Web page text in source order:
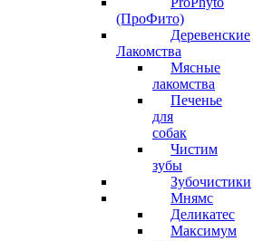
(ПроФито)
Деревенские
Лакомства
Мясные
лакомства
Печенье
для
собак
Чистим
зубы
Зубочистики
Мнямс
Деликатес
Максимум